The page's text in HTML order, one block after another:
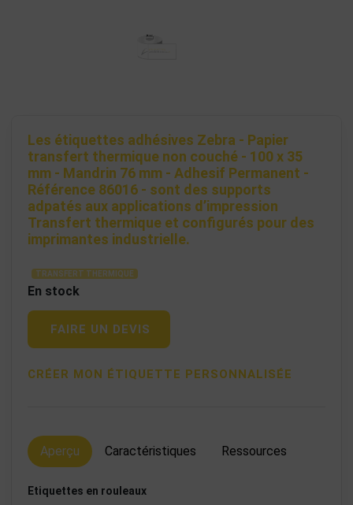
Les étiquettes adhésives Zebra - Papier
transfert thermique non couché - 100 x 35
mm - Mandrin 76 mm - Adhesif Permanent -
Référence 86016 - sont des supports
adpatés aux applications d’impression
Transfert thermique et configurés pour des
imprimantes industrielle.
TRANSFERT THERMIQUE
En stock
FAIRE UN DEVIS
CRÉER MON ÉTIQUETTE PERSONNALISÉE
Aperçu Caractéristiques Ressources
Etiquettes en rouleaux